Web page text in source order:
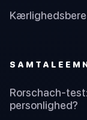
Rorschach-
personlighed?